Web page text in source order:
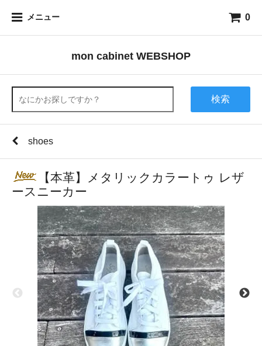
メニュー 0
mon cabinet WEBSHOP
検索
shoes
【本革】メタリックカラートゥ レザ
ースニーカー